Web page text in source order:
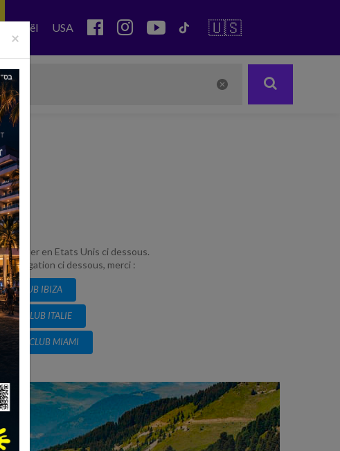
Israël USA 🇺🇸
cacher en Etats Unis ci dessous.
navigation ci dessous, merci :
CLUB IBIZA
CLUB ITALIE
CLUB MIAMI
Next
×